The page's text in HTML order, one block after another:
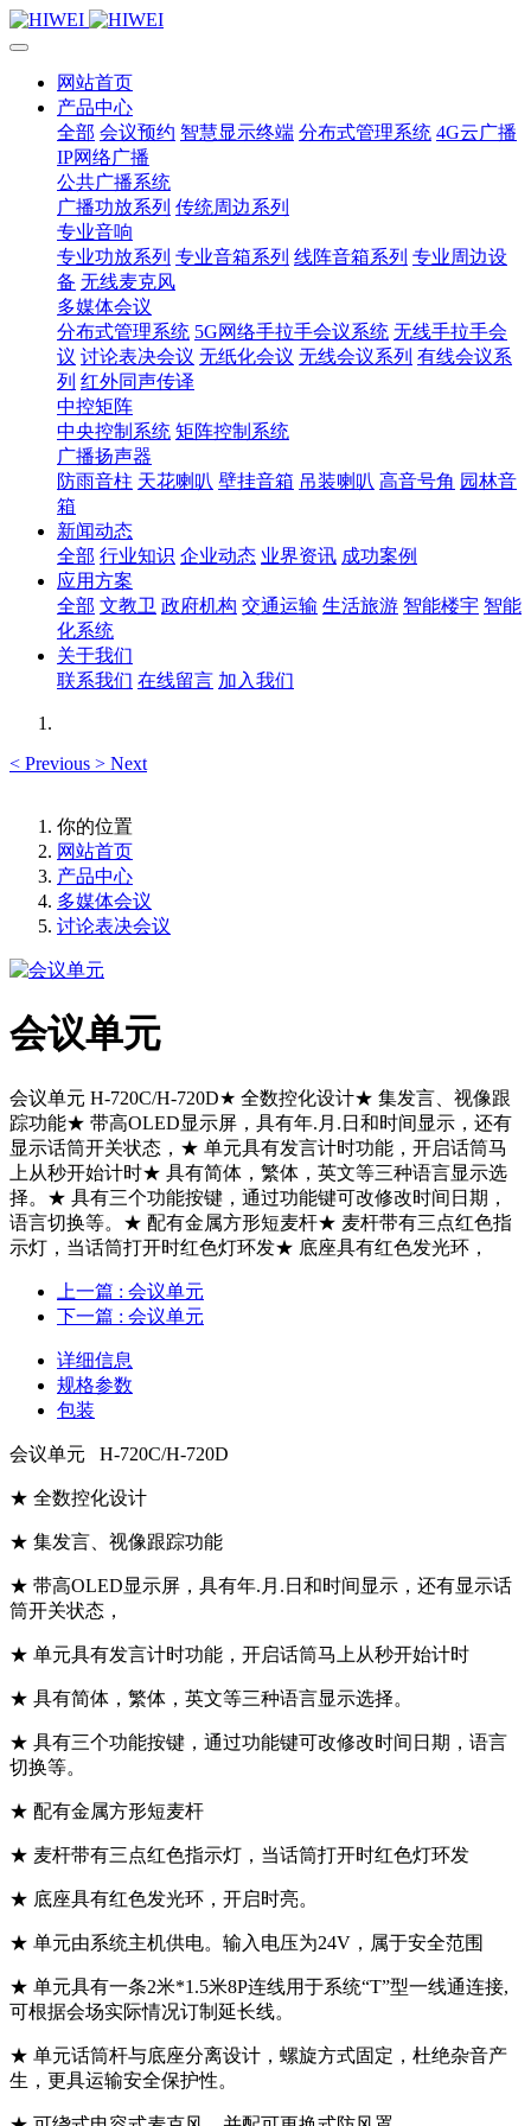
网站首页
产品中心
全部 会议预约 智慧显示终端 分布式管理系统 4G云广播
IP网络广播
公共广播系统
广播功放系列 传统周边系列
专业音响
专业功放系列 专业音箱系列 线阵音箱系列 专业周边设
备 无线麦克风
多媒体会议
分布式管理系统 5G网络手拉手会议系统 无线手拉手会
议 讨论表决会议 无纸化会议 无线会议系列 有线会议系
列 红外同声传译
中控矩阵
中央控制系统 矩阵控制系统
广播扬声器
防雨音柱 天花喇叭 壁挂音箱 吊装喇叭 高音号角 园林音
箱
新闻动态
全部 行业知识 企业动态 业界资讯 成功案例
应用方案
全部 文教卫 政府机构 交通运输 生活旅游 智能楼宇 智能
化系统
关于我们
联系我们 在线留言 加入我们
< Previous > Next
你的位置
网站首页
产品中心
多媒体会议
讨论表决会议
会议单元
会议单元 H-720C/H-720D★ 全数控化设计★ 集发言、视像跟
踪功能★ 带高OLED显示屏，具有年.月.日和时间显示，还有
显示话筒开关状态，★ 单元具有发言计时功能，开启话筒马
上从秒开始计时★ 具有简体，繁体，英文等三种语言显示选
择。★ 具有三个功能按键，通过功能键可改修改时间日期，
语言切换等。★ 配有金属方形短麦杆★ 麦杆带有三点红色指
示灯，当话筒打开时红色灯环发★ 底座具有红色发光环，
上一篇 : 会议单元
下一篇 : 会议单元
详细信息
规格参数
包装
会议单元 H-720C/H-720D
★ 全数控化设计
★ 集发言、视像跟踪功能
★ 带高OLED显示屏，具有年.月.日和时间显示，还有显示话
筒开关状态，
★ 单元具有发言计时功能，开启话筒马上从秒开始计时
★ 具有简体，繁体，英文等三种语言显示选择。
★ 具有三个功能按键，通过功能键可改修改时间日期，语言
切换等。
★ 配有金属方形短麦杆
★ 麦杆带有三点红色指示灯，当话筒打开时红色灯环发
★ 底座具有红色发光环，开启时亮。
★ 单元由系统主机供电。输入电压为24V，属于安全范围
★ 单元具有一条2米*1.5米8P连线用于系统“T”型一线通连接,
可根据会场实际情况订制延长线。
★ 单元话筒杆与底座分离设计，螺旋方式固定，杜绝杂音产
生，更具运输安全保护性。